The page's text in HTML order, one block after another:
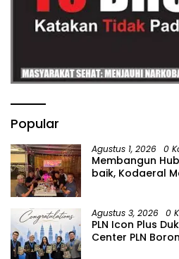
Popular
Agustus 1, 2026 0
Membangun
baik, Kodaeral
suasana Santai
Harmonis.
Agustus 3, 2026 0
PLN Icon Plus
Center PLN